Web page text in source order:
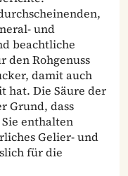
und
beachtliche
den Rohgenuss
damit auch
hat. Die Säure der
Grund, dass
enthalten
Gelier- und
für die